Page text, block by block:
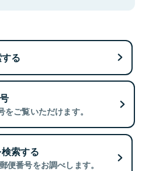
る
ご覧いただけます。
索する
便番号をお調べします。